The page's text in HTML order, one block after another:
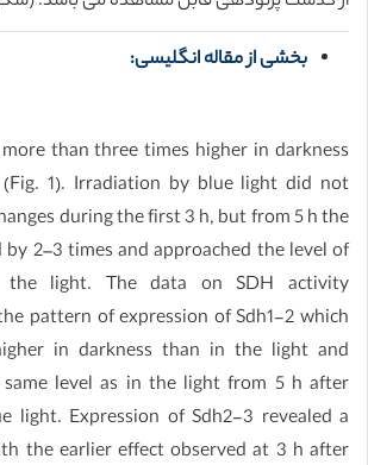
بخشی از مقاله انگلیسی:
than three times higher in darkness
1). Irradiation by blue light did not
during the first 3 h, but from 5 h the
2–3 times and approached the level of
light. The data on SDH activity
pattern of expression of Sdh1-2 which
in darkness than in the light and
level as in the light from 5 h after
light. Expression of Sdh2-3 revealed a
the earlier effect observed at 3 h after